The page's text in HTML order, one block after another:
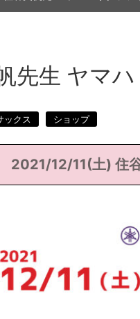
先生 ヤマ
ックス ショップ
2021/12/11(土) 住